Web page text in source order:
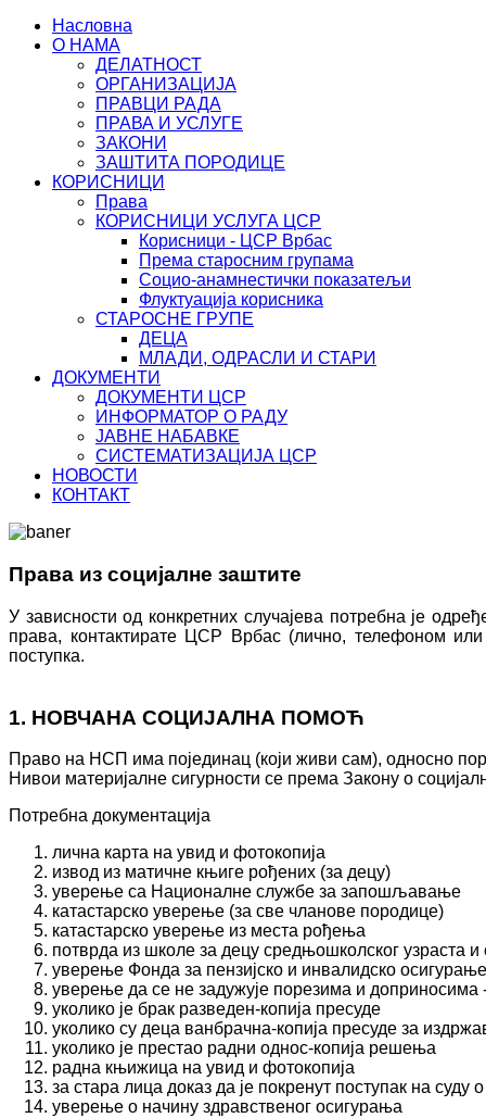
Насловна
О НАМА
ДЕЛАТНОСТ
ОРГАНИЗАЦИЈА
ПРАВЦИ РАДА
ПРАВА И УСЛУГЕ
ЗАКОНИ
ЗАШТИТА ПОРОДИЦЕ
КОРИСНИЦИ
Права
КОРИСНИЦИ УСЛУГА ЦСР
Корисници - ЦСР Врбас
Према старосним групама
Социо-анамнестички показатељи
Флуктуација корисника
СТАРОСНЕ ГРУПЕ
ДЕЦА
МЛАДИ, ОДРАСЛИ И СТАРИ
ДОКУМЕНТИ
ДОКУМЕНТИ ЦСР
ИНФОРМАТОР О РАДУ
ЈАВНЕ НАБАВКЕ
СИСТЕМАТИЗАЦИЈА ЦСР
НОВОСТИ
КОНТАКТ
Права из социјалне заштите
У зависности од конкретних случајева потребна је
права, контактирате ЦСР Врбас (лично, телефоном
поступка.
1. НОВЧАНА СОЦИЈАЛНА ПОМОЋ
Право на НСП има појединац (који живи сам), односно
Нивои материјалне сигурности се према Закону о
Потребна документација
лична карта на увид и фотокопија
извод из матичне књиге рођених (за децу)
уверење са Националне службе за запошљавање
катастарско уверење (за све чланове породице)
катастарско уверење из места рођења
потврда из школе за децу средњошколског узраста и
уверење Фонда за пензијско и инвалидско осигурање
уверење да се не задужује порезима и доприносима
уколико је брак разведен-копија пресуде
уколико су деца ванбрачна-копија пресуде за
уколико је престао радни однос-копија решења
радна књижица на увид и фотокопија
за стара лица доказ да је покренут поступак на
уверење о начину здравственог осигурања